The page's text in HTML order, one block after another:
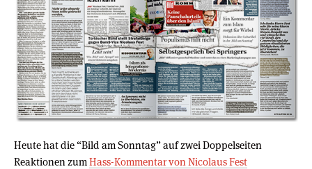
Heute hat die “Bild am Sonntag” auf zwei Doppelseiten
Reaktionen zumHass-Kommentar von Nicolaus Fest